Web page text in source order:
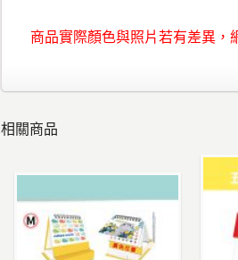
商品實際顏色與照片若有差異
相關商品